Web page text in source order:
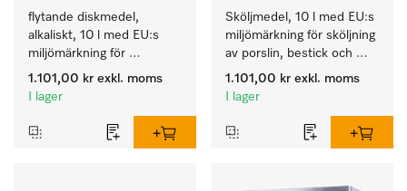
flytande diskmedel,
alkaliskt, 10 l med EU:s
miljömärkning för
rengöring av vardaglig
smuts på porslin, bestick
1.101,00 kr exkl. moms
I lager
Sköljmedel, 10 l med EU:s
miljömärkning för sköljning
av porslin, bestick och
glas.
1.101,00 kr exkl. moms
I lager